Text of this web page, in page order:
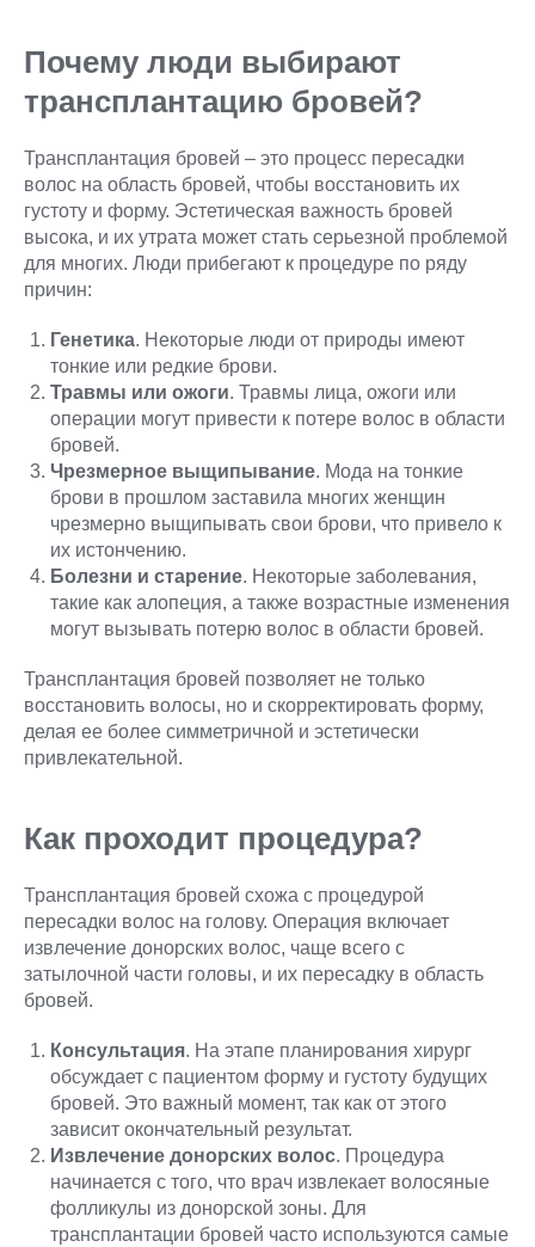
Почему люди выбирают
трансплантацию бровей?
Трансплантация бровей – это процесс пересадки
волос на область бровей, чтобы восстановить их
густоту и форму. Эстетическая важность бровей
высока, и их утрата может стать серьезной проблемой
для многих. Люди прибегают к процедуре по ряду
причин:
Генетика. Некоторые люди от природы имеют
тонкие или редкие брови.
Травмы или ожоги. Травмы лица, ожоги или
операции могут привести к потере волос в области
бровей.
Чрезмерное выщипывание. Мода на тонкие
брови в прошлом заставила многих женщин
чрезмерно выщипывать свои брови, что привело к
их истончению.
Болезни и старение. Некоторые заболевания,
такие как алопеция, а также возрастные изменения
могут вызывать потерю волос в области бровей.
Трансплантация бровей позволяет не только
восстановить волосы, но и скорректировать форму,
делая ее более симметричной и эстетически
привлекательной.
Как проходит процедура?
Трансплантация бровей схожа с процедурой
пересадки волос на голову. Операция включает
извлечение донорских волос, чаще всего с
затылочной части головы, и их пересадку в область
бровей.
Консультация. На этапе планирования хирург
обсуждает с пациентом форму и густоту будущих
бровей. Это важный момент, так как от этого
зависит окончательный результат.
Извлечение донорских волос. Процедура
начинается с того, что врач извлекает волосяные
фолликулы из донорской зоны. Для
трансплантации бровей часто используются самые